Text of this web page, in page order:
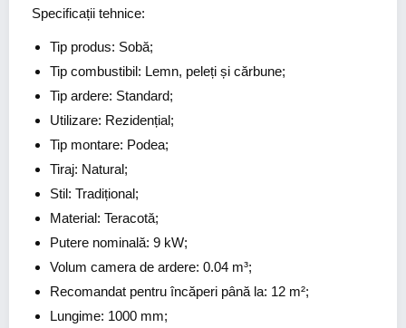
Specificații tehnice:
Tip produs: Sobă;
Tip combustibil: Lemn, peleți și cărbune;
Tip ardere: Standard;
Utilizare: Rezidențial;
Tip montare: Podea;
Tiraj: Natural;
Stil: Tradițional;
Material: Teracotă;
Putere nominală: 9 kW;
Volum camera de ardere: 0.04 m³;
Recomandat pentru încăperi până la: 12 m²;
Lungime: 1000 mm;